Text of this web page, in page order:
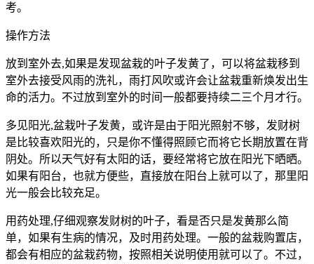
考。
操作方法
放到室外去,如果是发现盆栽的叶子发黄了，可以将盆栽移到
室外去接受风雨的洗礼，雨打风吹或许会让盆栽重新焕发出生
命的活力。不过放到室外的时间一般都要持续二三个月才行。
多见阳光,盆栽叶子发黄，或许是由于阳光照射不够，发财树
是比较喜欢阳光的，只是你不懂得照顾它而将它长期放置在背
阴处。所以天气好有太阳的话，要经常将它放在阳光下晒晒。
如果有阳台，也就方便些，直接放在阳台上就可以了，那里阳
光一般会比较充足。
用药处理,仔细观察发财树的叶子，看是否只是发黄那么简
单，如果有生病的情况，及时用药处理。一般的盆栽购置店，
都会有相应的盆栽药物，按照相关说明使用就可以了。不过，